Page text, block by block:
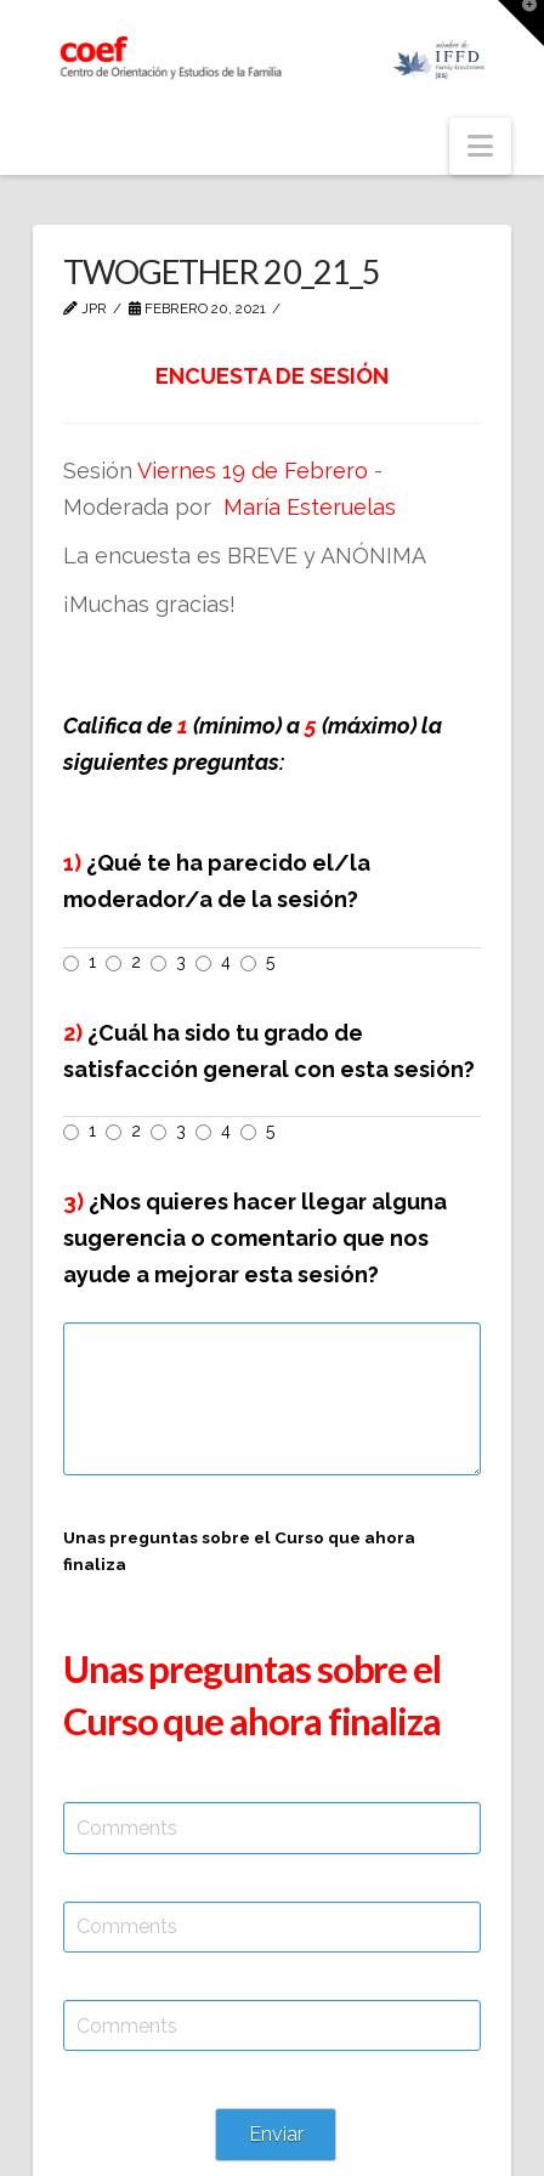
TWOGETHER 20_21_5
JPR FEBRERO 20, 2021
ENCUESTA DE SESIÓN
Sesión Viernes 19 de Febrero -
Moderada por María Esteruelas
La encuesta es BREVE y ANÓNIMA
¡Muchas gracias!
Califica de1 (mínimo) a5(máximo) la
siguientes preguntas:
1) ¿Qué te ha parecido el/la
moderador/a de la sesión?
1 2 3 4 5
2)¿Cuál ha sido tu grado de
satisfacción general con esta sesión?
1 2 3 4 5
3)¿Nos quieres hacer llegar alguna
sugerencia o comentario que nos
ayude a mejorar esta sesión?
Unas preguntas sobre el Curso que ahora
finaliza
Unas preguntas sobre el
Curso que ahora finaliza